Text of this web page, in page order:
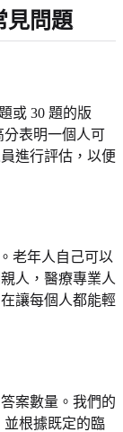
見問題
或 30 題的版
分表明一個人可
進行評估，以便
老年人自己可以
人，醫療專業人
讓每個人都能輕
案數量。我們的
根據既定的臨